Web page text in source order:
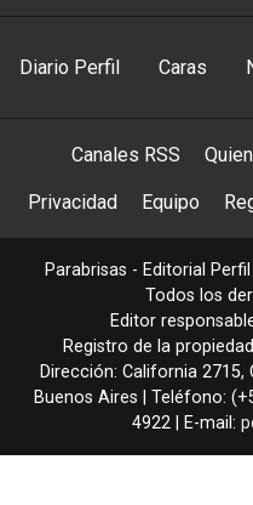
Diario Perfil Caras
Canales RSS
Privacidad Equipo
Parabrisas - Editorial Perfil
Todos los
Editor
Registro de la
Dirección: California 2715,
Buenos Aires | Teléfono:
4922 | E-mail: